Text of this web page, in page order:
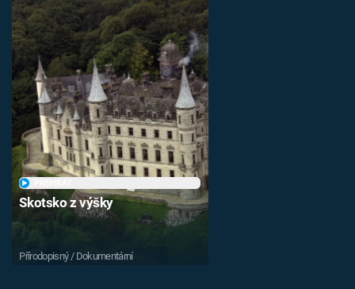
Skotsko z výšky
Přírodopisný / Dokumentární